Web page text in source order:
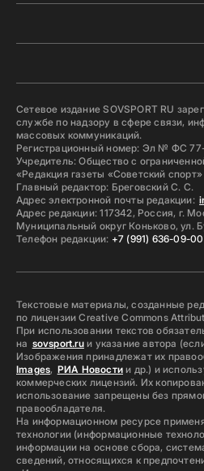
Сетевое издание SOVSPORT RU
службе по надзору в сфере связи,
массовых коммуникаций.
Регистрационный номер: Эл № ФС 77-
Учредитель: Общество с
«Редакция газеты «Советский
Главный редактор: Бреговский С. С.
Адрес электронной почты редакции:
Адрес редакции: 117342, Россия, г.
Муниципальный округ Коньково, ул.
Телефон редакции: +7 (991) 636-09-00
Текстовые материалы, созданные
по лицензии Creative Commons
При использовании текстов
на sovsport.ruи указание автора
Изображения принадлежат их
Images, РИА Новостии др.) и
коммерческих лицензий. Их
использование запрещены без
правообладателя.
На информационном ресурсе
технологии (информационные
информации на основе сбора,
сведений, относящихся к